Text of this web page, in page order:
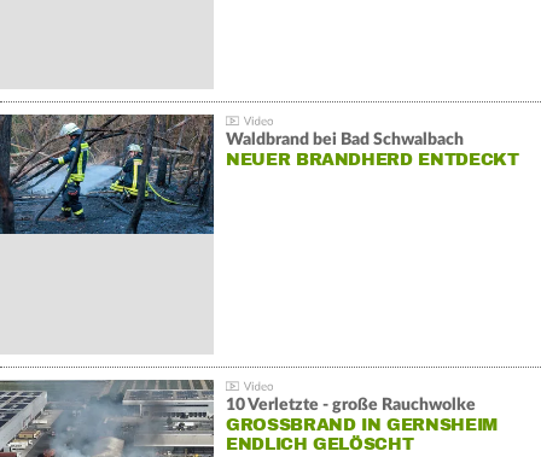
Waldbrand bei Bad Schwalbach
NEUER BRANDHERD ENTDECKT
10 Verletzte - große Rauchwolke
GROSSBRAND IN GERNSHEIM E
NDLICH GELÖSCHT